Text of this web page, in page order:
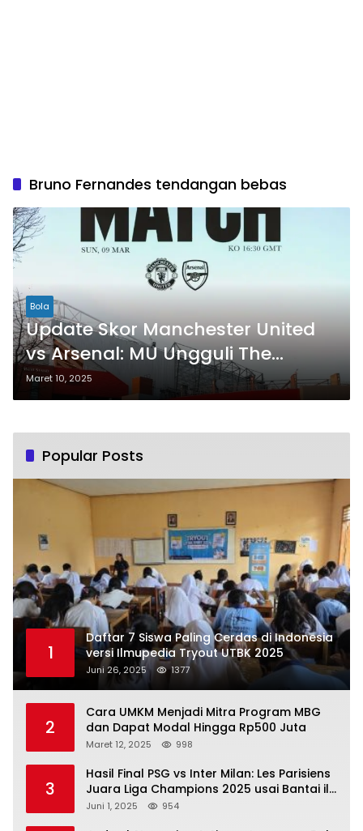
Bruno Fernandes tendangan bebas
Bola
Update Skor Manchester United
vs Arsenal: MU Ungguli The
Gunners di Babak Pertama
Maret 10, 2025
Popular Posts
1
Daftar 7 Siswa Paling Cerdas di Indonesia
versi Ilmupedia Tryout UTBK 2025
Juni 26, 2025 1377
2
Cara UMKM Menjadi Mitra Program MBG
dan Dapat Modal Hingga Rp500 Juta
Maret 12, 2025 998
3
Hasil Final PSG vs Inter Milan: Les Parisiens
Juara Liga Champions 2025 usai Bantai il
Nerazzurri
Juni 1, 2025 954